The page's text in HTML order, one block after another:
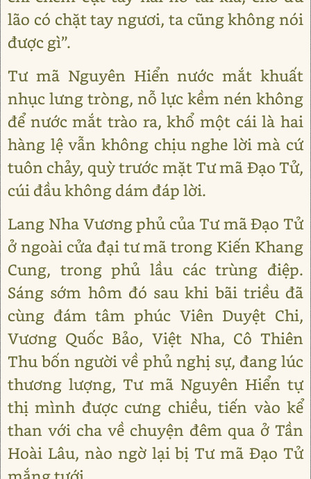
lão có chặt tay ngươi, ta cũng không nói
được gì”.
Tư mã Nguyên Hiển nước mắt khuất
nhục lưng tròng, nỗ lực kềm nén không
để nước mắt trào ra, khổ một cái là hai
hàng lệ vẫn không chịu nghe lời mà cứ
tuôn chảy, quỳ trước mặt Tư mã Đạo Tử,
cúi đầu không dám đáp lời.
Lang Nha Vương phủ của Tư mã Đạo Tử
ở ngoài cửa đại tư mã trong Kiến Khang
Cung, trong phủ lầu các trùng điệp.
Sáng sớm hôm đó sau khi bãi triều đã
cùng đám tâm phúc Viên Duyệt Chi,
Vương Quốc Bảo, Việt Nha, Cô Thiên
Thu bốn người về phủ nghị sự, đang lúc
thương lượng, Tư mã Nguyên Hiển tự
thị mình được cưng chiều, tiến vào kể
than với cha về chuyện đêm qua ở Tần
Hoài Lâu, nào ngờ lại bị Tư mã Đạo Tử